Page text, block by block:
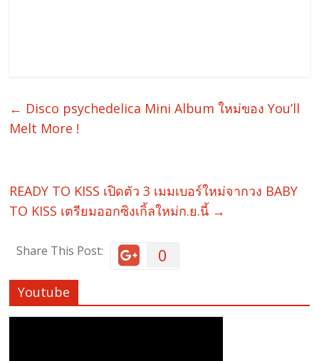
← Disco psychedelica Mini Album ใหม่ของ You’ll
Melt More !
READY TO KISS เปิดตัว 3 เมมเบอร์ใหม่จากวง BABY
TO KISS เตรียมออกซิงเกิ้ลใหม่ก.ย.นี้ →
Share This Post: 0
Youtube